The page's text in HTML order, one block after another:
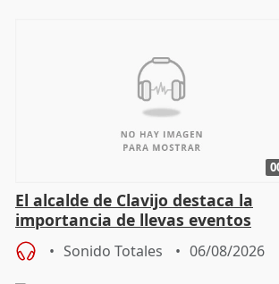
El alcalde de Clavijo destaca la
importancia de llevas eventos
culturales a los pueblos
Sonido Totales 06/08/2026